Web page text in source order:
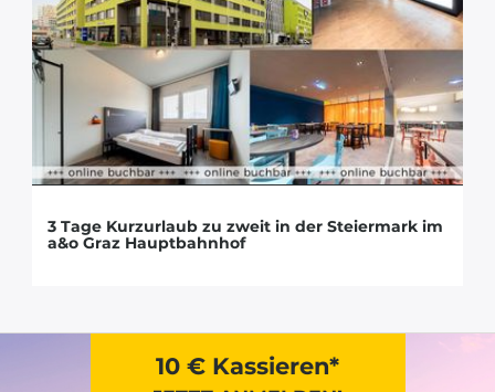
3 Tage Kurzurlaub zu zweit in der Steiermark im
a&o Graz Hauptbahnhof
10 € Kassieren*